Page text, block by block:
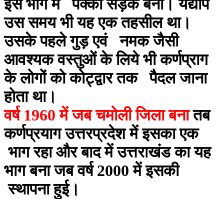
इस भाग में पक्की सड़कें बनी। यद्यपि
उस समय भी यह एक तहसील था।
उसके पहले गुड़ एवं नमक जैसी
आवश्यक वस्तुओं के लिये भी कर्णप्राग
के लोगों को कोट्द्वार तक पैदल जाना
होता था।
वर्ष 1960 में जब चमोली जिला बनातब
कर्णप्रयाग उत्तरप्रदेश में इसका एक
भाग रहा और बाद में उत्तराखंड का यह
भाग बना जब वर्ष 2000 में इसकी
स्थापना हुई।